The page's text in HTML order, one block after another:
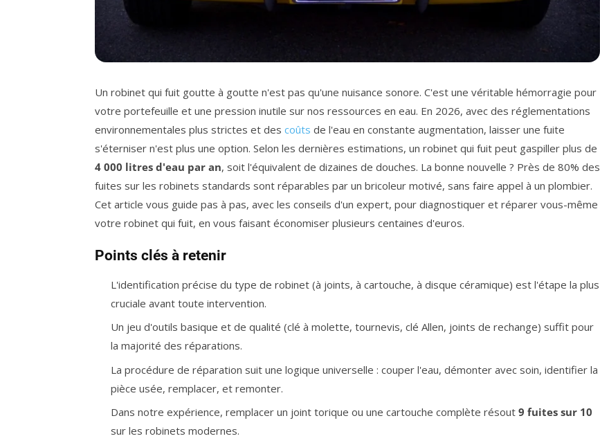
Un robinet qui fuit goutte à goutte n'est pas qu'une nuisance sonore. C'est une véritable hémorragie pour
votre portefeuille et une pression inutile sur nos ressources en eau. En 2026, avec des réglementations
environnementales plus strictes et des coûts de l'eau en constante augmentation, laisser une fuite
s'éterniser n'est plus une option. Selon les dernières estimations, un robinet qui fuit peut gaspiller plus de
4 000 litres d'eau par an, soit l'équivalent de dizaines de douches. La bonne nouvelle ? Près de 80% des
fuites sur les robinets standards sont réparables par un bricoleur motivé, sans faire appel à un plombier.
Cet article vous guide pas à pas, avec les conseils d'un expert, pour diagnostiquer et réparer vous-même
votre robinet qui fuit, en vous faisant économiser plusieurs centaines d'euros.
Points clés à retenir
L'identification précise du type de robinet (à joints, à cartouche, à disque céramique) est l'étape la plus
cruciale avant toute intervention.
Un jeu d'outils basique et de qualité (clé à molette, tournevis, clé Allen, joints de rechange) suffit pour
la majorité des réparations.
La procédure de réparation suit une logique universelle : couper l'eau, démonter avec soin, identifier la
pièce usée, remplacer, et remonter.
Dans notre expérience, remplacer un joint torique ou une cartouche complète résout 9 fuites sur 10
sur les robinets modernes.